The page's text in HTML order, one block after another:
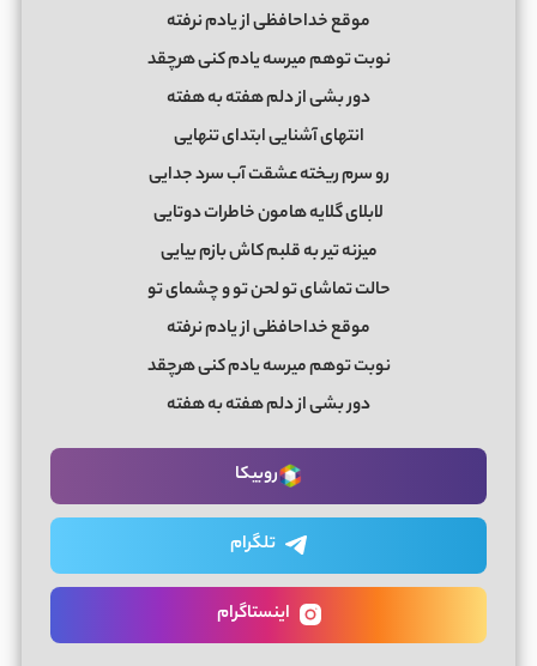
موقع خداحافظی از یادم نرفته
نوبت توهم میرسه یادم کنی هرچقد
دور بشی از دلم هفته به هفته
انتهای آشنایی ابتدای تنهایی
رو سرم ریخته عشقت آب سرد جدایی
لابلای گلایه هامون خاطرات دوتایی
میزنه تیر به قلبم کاش بازم بیایی
حالت تماشای تو لحن تو و چشمای تو
موقع خداحافظی از یادم نرفته
نوبت توهم میرسه یادم کنی هرچقد
دور بشی از دلم هفته به هفته
روبیکا
تلگرام
اینستاگرام